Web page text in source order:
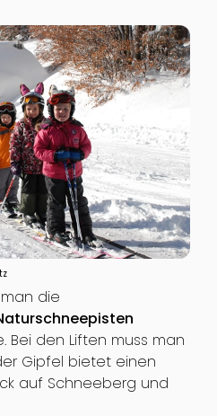
die
Bei den Liften muss man
Gipfel bietet einen
auf Schneeberg und